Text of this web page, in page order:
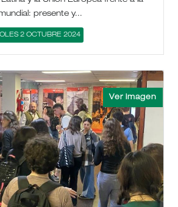
presente y...
2 OCTUBRE 2024